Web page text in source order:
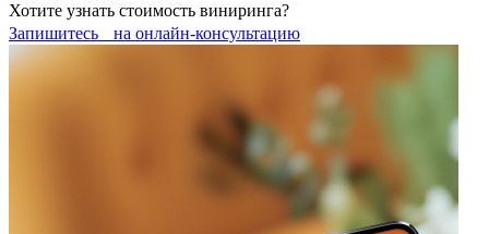
Хотите узнать стоимость виниринга?
Запишитесь на онлайн-консультацию